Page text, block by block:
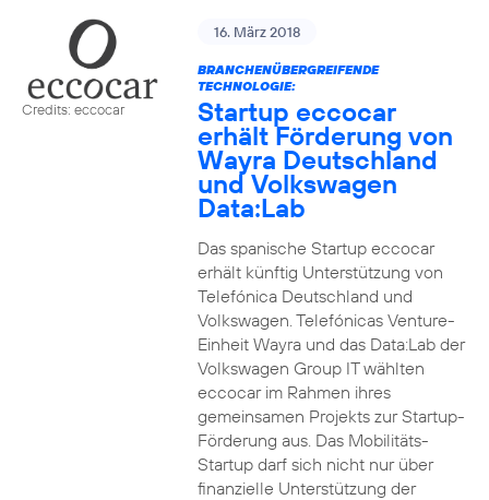
Credits: eccocar
16. März 2018
BRANCHENÜBERGREIFENDE
TECHNOLOGIE:
Startup eccocar
erhält Förderung von
Wayra Deutschland
und Volkswagen
Data:Lab
Das spanische Startup eccocar
erhält künftig Unterstützung von
Telefónica Deutschland und
Volkswagen. Telefónicas Venture-
Einheit Wayra und das Data:Lab der
Volkswagen Group IT wählten
eccocar im Rahmen ihres
gemeinsamen Projekts zur Startup-
Förderung aus. Das Mobilitäts-
Startup darf sich nicht nur über
finanzielle Unterstützung der